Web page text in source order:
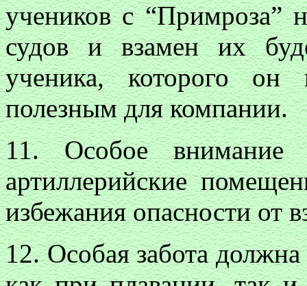
учеников с “Примроза”
судов и взамен их
ученика, которого
полезным для компании.
11. Особое
артиллерийские
избежания опасности от
12. Особая забота